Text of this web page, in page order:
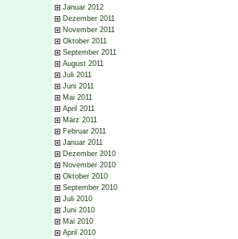
Januar 2012
Dezember 2011
November 2011
Oktober 2011
September 2011
August 2011
Juli 2011
Juni 2011
Mai 2011
April 2011
März 2011
Februar 2011
Januar 2011
Dezember 2010
November 2010
Oktober 2010
September 2010
Juli 2010
Juni 2010
Mai 2010
April 2010